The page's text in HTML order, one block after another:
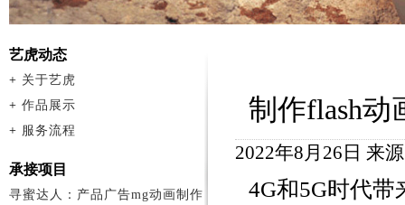
制作flash动
2022年8月26日 来
4G和5G时代
艺虎动态
+ 关于艺虎
+ 作品展示
+ 服务流程
承接项目
寻蜜达人：产品广告mg动画制作